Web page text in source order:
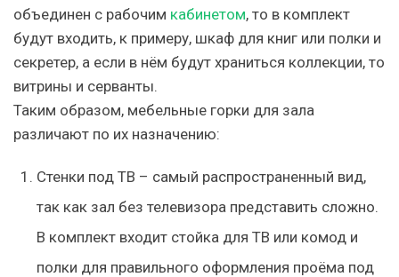
объединен с рабочим кабинетом, то в комплект
будут входить, к примеру, шкаф для книг или полки и
секретер, а если в нём будут храниться коллекции, то
витрины и серванты.
Таким образом, мебельные горки для зала
различают по их назначению:
Стенки под ТВ – самый распространенный вид,
так как зал без телевизора представить сложно.
В комплект входит стойка для ТВ или комод и
полки для правильного оформления проёма под